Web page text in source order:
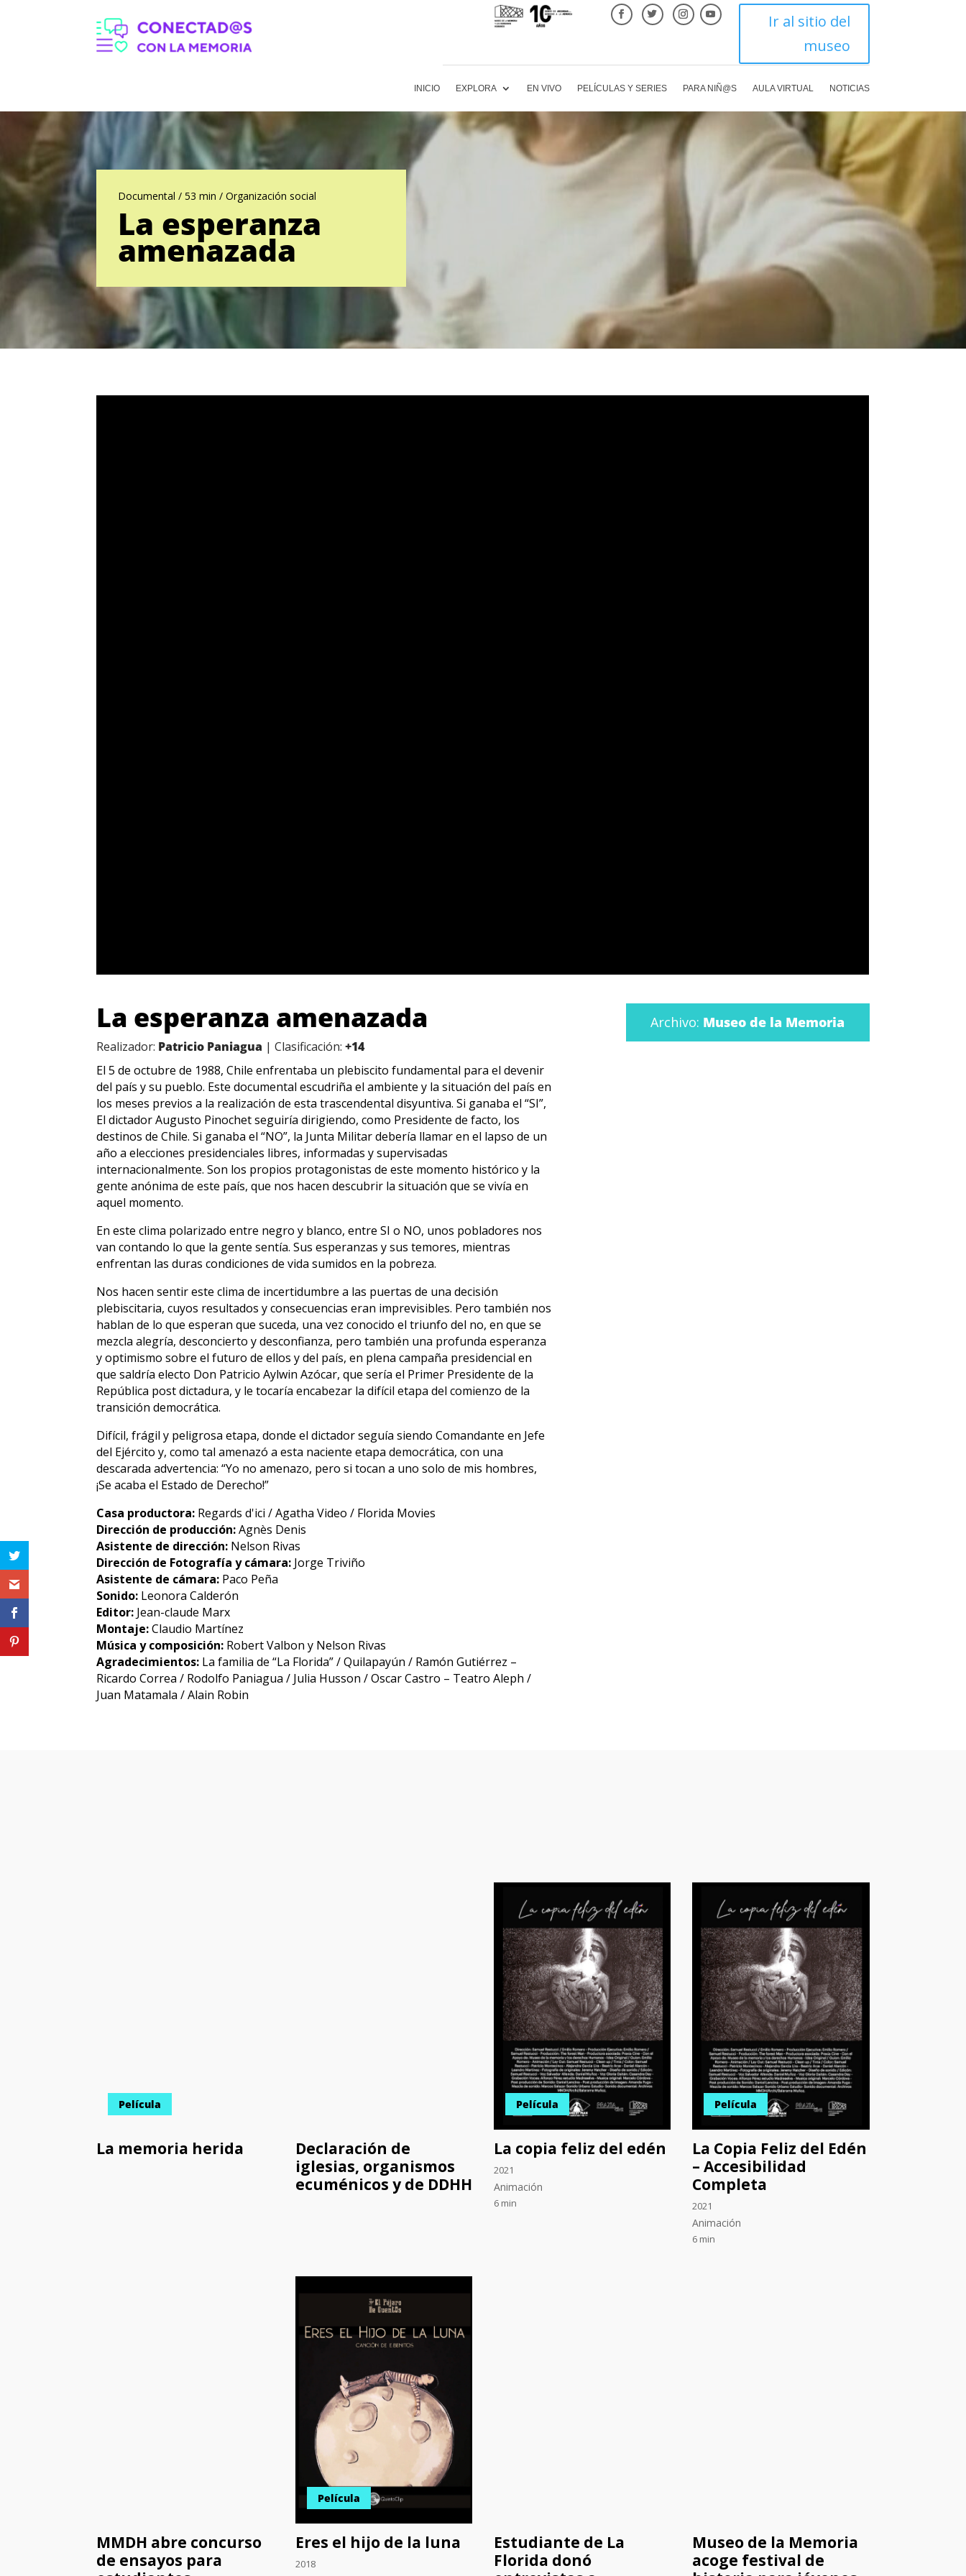
Ir al sitio del
museo
INICIO EXPLORA EN VIVO PELÍCULAS Y SERIES PARA NIÑ@S AULA VIRTUAL NOTICIAS
Documental / 53 min / Organización social
La esperanza
amenazada
La esperanza amenazada
Realizador: Patricio Paniagua | Clasificación:+14
El 5 de octubre de 1988, Chile enfrentaba un plebiscito fundamental para el devenir
del país y su pueblo. Este documental escudriña el ambiente y la situación del país en
los meses previos a la realización de esta trascendental disyuntiva. Si ganaba el “SI”,
El dictador Augusto Pinochet seguiría dirigiendo, como Presidente de facto, los
destinos de Chile. Si ganaba el “NO”, la Junta Militar debería llamar en el lapso de un
año a elecciones presidenciales libres, informadas y supervisadas
internacionalmente. Son los propios protagonistas de este momento histórico y la
gente anónima de este país, que nos hacen descubrir la situación que se vivía en
aquel momento.
En este clima polarizado entre negro y blanco, entre SI o NO, unos pobladores nos
van contando lo que la gente sentía. Sus esperanzas y sus temores, mientras
enfrentan las duras condiciones de vida sumidos en la pobreza.
Nos hacen sentir este clima de incertidumbre a las puertas de una decisión
plebiscitaria, cuyos resultados y consecuencias eran imprevisibles. Pero también nos
hablan de lo que esperan que suceda, una vez conocido el triunfo del no, en que se
mezcla alegría, desconcierto y desconfianza, pero también una profunda esperanza
y optimismo sobre el futuro de ellos y del país, en plena campaña presidencial en
que saldría electo Don Patricio Aylwin Azócar, que sería el Primer Presidente de la
República post dictadura, y le tocaría encabezar la difícil etapa del comienzo de la
transición democrática.
Difícil, frágil y peligrosa etapa, donde el dictador seguía siendo Comandante en Jefe
del Ejército y, como tal amenazó a esta naciente etapa democrática, con una
descarada advertencia: “Yo no amenazo, pero si tocan a uno solo de mis hombres,
¡Se acaba el Estado de Derecho!”
Casa productora: Regards d'ici / Agatha Video / Florida Movies
Dirección de producción:Agnès Denis
Asistente de dirección: Nelson Rivas
Dirección de Fotografía y cámara: Jorge Triviño
Asistente de cámara: Paco Peña
Sonido: Leonora Calderón
Editor: Jean-claude Marx
Montaje:Claudio Martínez
Música y composición: Robert Valbon y Nelson Rivas
Agradecimientos: La familia de “La Florida” / Quilapayún / Ramón Gutiérrez –
Ricardo Correa / Rodolfo Paniagua / Julia Husson / Oscar Castro – Teatro Aleph /
Juan Matamala / Alain Robin
Archivo: Museo de la Memoria
Película
La memoria herida
Declaración de
iglesias, organismos
ecuménicos y de DDHH
Película
La copia feliz del edén
2021
Animación
6 min
Película
La Copia Feliz del Edén
– Accesibilidad
Completa
2021
Animación
6 min
MMDH abre concurso
de ensayos para
Película
Eres el hijo de la luna
2018
Estudiante de La
Florida donó
Museo de la Memoria
acoge festival de